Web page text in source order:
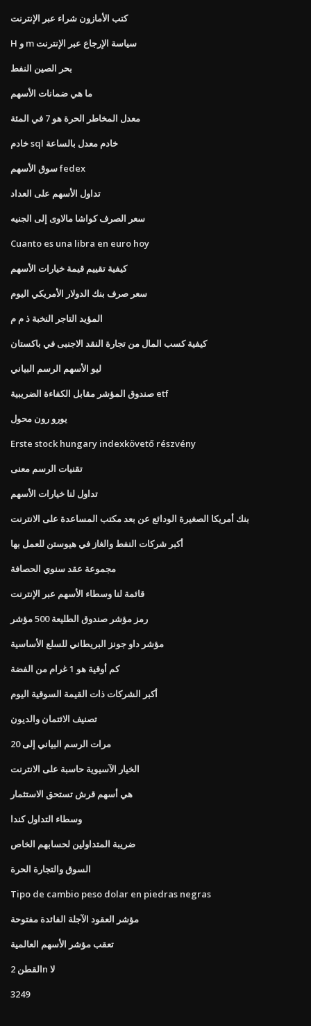
كتب الأمازون شراء عبر الإنترنت
H و m سياسة الإرجاع عبر الإنترنت
بحر الصين النفط
ما هي ضمانات الأسهم
معدل المخاطر الحرة هو 7 في المئة
خادم sql خادم معدل بالساعة
سوق الأسهم fedex
تداول الأسهم على العداد
سعر الصرف كواشا مالاوى إلى الجنيه
Cuanto es una libra en euro hoy
كيفية تقييم قيمة خيارات الأسهم
سعر صرف بنك الدولار الأمريكي اليوم
المؤيد التاجر النخبة ذ م م
كيفية كسب المال من تجارة النقد الاجنبى في باكستان
ليو الأسهم الرسم البياني
صندوق المؤشر مقابل الكفاءة الضريبية etf
يورو رون محول
Erste stock hungary indexkövető részvény
تقنيات الرسم معنى
تداول لنا خيارات الأسهم
بنك أمريكا الصغيرة الودائع عن بعد مكتب المساعدة على الانترنت
أكبر شركات النفط والغاز في هيوستن للعمل بها
مجموعة عقد سنوي الحصافة
قائمة لنا وسطاء الأسهم عبر الإنترنت
رمز مؤشر صندوق الطليعة 500 مؤشر
مؤشر داو جونز البريطاني للسلع الأساسية
كم أوقية هو 1 غرام من الفضة
أكبر الشركات ذات القيمة السوقية اليوم
تصنيف الائتمان والديون
مرات الرسم البياني إلى 20
الخيار الآسيوية حاسبة على الانترنت
هي أسهم قرش تستحق الاستثمار
وسطاء التداول كندا
ضريبة المتداولين لحسابهم الخاص
السوق والتجارة الحرة
Tipo de cambio peso dolar en piedras negras
مؤشر العقود الآجلة الفائدة مفتوحة
تعقب مؤشر الأسهم العالمية
القطن 2n لا
3249